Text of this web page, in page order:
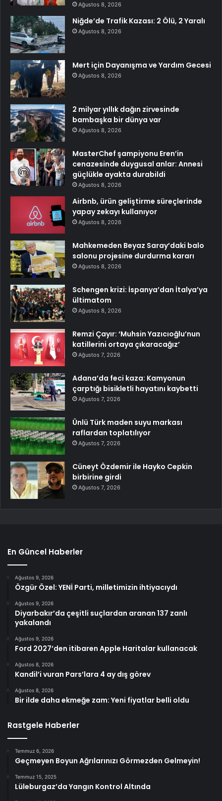
Ağustos 8, 2026
Niğde’de Trafik Kazası: 2 Ölü, 2 Yaralı
Ağustos 8, 2026
Mert için Dayanışma ve Yardım Gecesi
Ağustos 8, 2026
2 milyar yıllık dağın zirvesinde
bambaşka bir dünya var
Ağustos 8, 2026
MasterChef şampiyonu Eren’in
cenazesinde duygusal anlar: Annesi
güçlükle ayakta durabildi
Ağustos 8, 2026
Airbnb, ürün geliştirme süreçlerinde
yapay zekayı kullanıyor
Ağustos 8, 2026
Mahkemeden Beyaz Saray’daki balo
salonu projesine durdurma kararı
Ağustos 8, 2026
Schengen krizi: İspanya’dan İtalya’ya
ültimatom
Ağustos 8, 2026
Remzi Çayır: ‘Muhsin Yazıcıoğlu’nun
katillerini ortaya çıkaracağız’
Ağustos 7, 2026
Adana’da feci kaza: Kamyonun
çarptığı bisikletli hayatını kaybetti
Ağustos 7, 2026
Ünlü Türk maden suyu markası
raflardan toplatılıyor
Ağustos 7, 2026
Cüneyt Özdemir ile Hayko Cepkin
birbirine girdi
Ağustos 7, 2026
En Güncel Haberler
Ağustos 9, 2026
Özgür Özel: YENİ Parti, milletimizin ihtiyacıydı
Ağustos 9, 2026
Diyarbakır’da çeşitli suçlardan aranan 137 zanlı
yakalandı
Ağustos 9, 2026
Ford 2027’den itibaren Apple Haritalar kullanacak
Ağustos 8, 2026
Kandil’i vuran Pars’lara 4 ay dış görev
Ağustos 8, 2026
Bir ilde daha ekmeğe zam: Yeni fiyatlar belli oldu
Rastgele Haberler
Temmuz 6, 2026
Geçmeyen Boyun Ağrılarınızı Görmezden Gelmeyin!
Temmuz 15, 2025
Lüleburgaz’da Yangın Kontrol Altında